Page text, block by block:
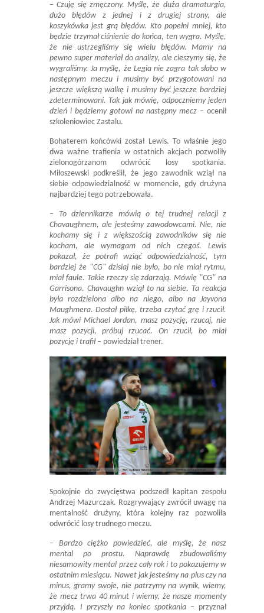
– Czuję się zmęczony. Myślę, że duża dramaturgia,
dużo błędów z jednej i z drugiej strony, ale
koszykówka jest grą błędów. Kto popełni mniej, kto
będzie trzymał ciśnienie do końca, ten wygra. Myślę,
że nie ustrzegliśmy się wielu błędów. Mamy na
pewno super materiał do analizy, ale cieszymy się, że
wygraliśmy. Ja myślę, że Legia nie zagra tak słabo w
następnym meczu i musimy być przygotowani na
jeszcze większą walkę i musimy być jeszcze bardziej
zdeterminowani. Tak jak mówię, odpoczniemy jeden
dzień i będziemy gotowi na następny mecz – ocenił
szkoleniowiec Zastalu.
Bohaterem końcówki został Lewis. To właśnie jego
dwa ważne trafienia w ostatnich akcjach pozwoliły
zielonogórzanom odwrócić losy spotkania.
Miłoszewski podkreślił, że jego zawodnik wziął na
siebie odpowiedzialność w momencie, gdy drużyna
najbardziej tego potrzebowała.
– To dziennikarze mówią o tej trudnej relacji z
Chavaughnem, ale jesteśmy zawodowcami. Nie, nie
kochamy się i z większością zawodników się nie
kocham, ale wymagam od nich czegoś. Lewis
pokazał, że potrafi wziąć odpowiedzialność, tym
bardziej że "CG" dzisiaj nie było, bo nie miał rytmu,
miał faule. Takie rzeczy się zdarzają. Mówię "CG" na
Garrisona. Chavaughn wziął to na siebie. Ta reakcja
była rozdzielona albo na niego, albo na Jayvona
Maughmera. Dostał piłkę, trzeba czytać grę i rzucił.
Jak mówi Michael Jordan, masz pozycję, rzucaj, nie
masz pozycji, próbuj rzucać. On rzucił, bo miał
pozycję i trafił– powiedział trener.
Spokojnie do zwycięstwa podszedł kapitan zespołu
Andrzej Mazurczak. Rozgrywający zwrócił uwagę na
mentalność drużyny, która kolejny raz pozwoliła
odwrócić losy trudnego meczu.
– Bardzo ciężko powiedzieć, ale myślę, że nasz
mental po prostu. Naprawdę zbudowaliśmy
niesamowity mental przez cały rok i to pokazujemy w
ostatnim miesiącu. Nawet jak jesteśmy na plus czy na
minus, gramy swoje, nie patrzymy na wynik, wiemy,
że mecz trwa 40 minut i wiemy, że nasze momenty
przyjdą. I przyszły na koniec spotkania – przyznał